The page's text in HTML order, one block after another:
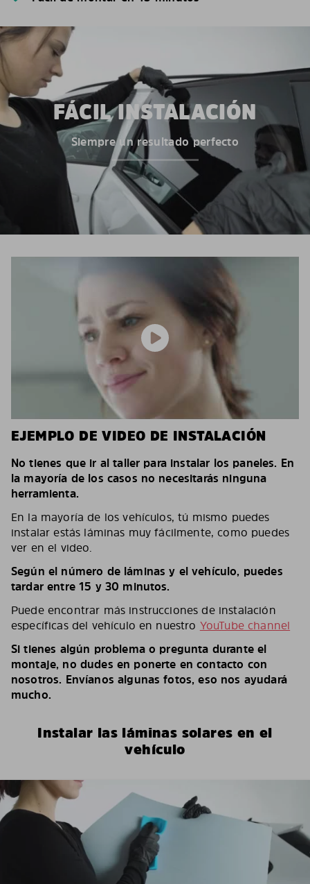
FÁCIL INSTALACIÓN
Siempre un resultado perfecto
EJEMPLO DE VIDEO DE INSTALACIÓN
No tienes que ir al taller para instalar los paneles. En
la mayoría de los casos no necesitarás ninguna
herramienta.
En la mayoría de los vehículos, tú mismo puedes
instalar estás láminas muy fácilmente, como puedes
ver en el video.
Según el número de láminas y el vehículo, puedes
tardar entre 15 y 30 minutos.
Puede encontrar más instrucciones de instalación
específicas del vehículo en nuestro YouTube channel
Si tienes algún problema o pregunta durante el
montaje, no dudes en ponerte en contacto con
nosotros. Envíanos algunas fotos, eso nos ayudará
mucho.
Instalar las láminas solares en el
vehículo